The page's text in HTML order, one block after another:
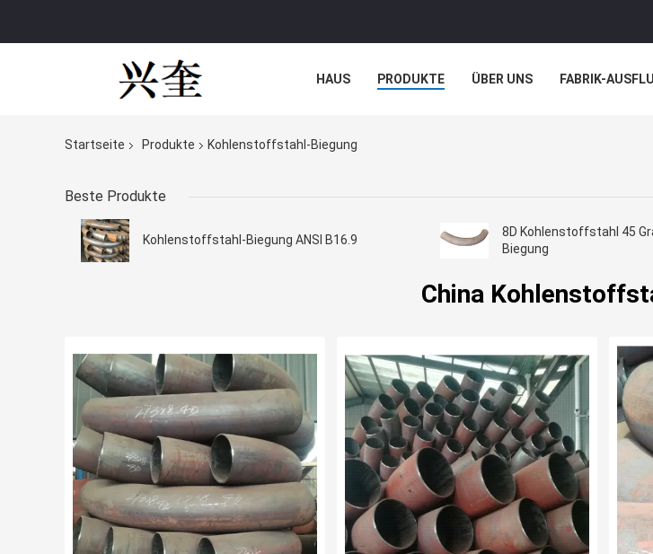
HAUS PRODUKTE ÜBER UNS FABRIK-
Startseite
Produkte Kohlenstoffstahl-Biegung
Beste Produkte
Kohlenstoffstahl-Biegung ANSI B16.9
8D Kohlenstoffstahl 45
Biegung
China